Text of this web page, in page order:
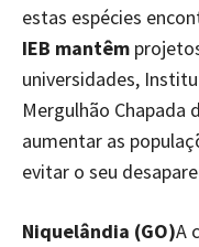
estas espécies
IEB mantêm
universidades,
Mergulhão Chapada
aumentar as
evitar o seu
Niquelândia (GO)A